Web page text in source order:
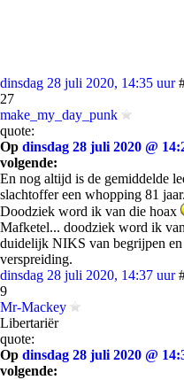
dinsdag 28 juli 2020, 14:35 uur
27
make_my_day_punk
quote:
Op dinsdag 28 juli 2020 @
volgende:
En nog altijd is de gemiddelde
slachtoffer een whopping 81 jaar.
Doodziek word ik van die hoax
Mafketel... doodziek word ik
duidelijk NIKS van begrijpen en
verspreiding.
dinsdag 28 juli 2020, 14:37 uur
9
Mr-Mackey
Libertariër
quote:
Op dinsdag 28 juli 2020 @
volgende: